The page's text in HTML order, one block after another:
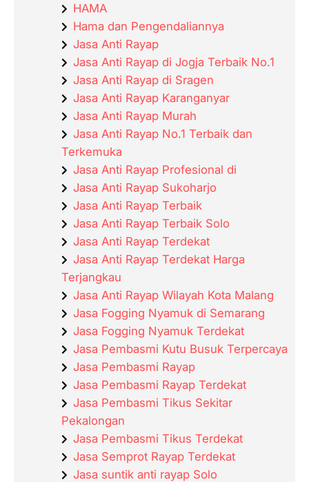
HAMA
Hama dan Pengendaliannya
Jasa Anti Rayap
Jasa Anti Rayap di Jogja Terbaik No.1
Jasa Anti Rayap di Sragen
Jasa Anti Rayap Karanganyar
Jasa Anti Rayap Murah
Jasa Anti Rayap No.1 Terbaik dan
Terkemuka
Jasa Anti Rayap Profesional di
Jasa Anti Rayap Sukoharjo
Jasa Anti Rayap Terbaik
Jasa Anti Rayap Terbaik Solo
Jasa Anti Rayap Terdekat
Jasa Anti Rayap Terdekat Harga
Terjangkau
Jasa Anti Rayap Wilayah Kota Malang
Jasa Fogging Nyamuk di Semarang
Jasa Fogging Nyamuk Terdekat
Jasa Pembasmi Kutu Busuk Terpercaya
Jasa Pembasmi Rayap
Jasa Pembasmi Rayap Terdekat
Jasa Pembasmi Tikus Sekitar
Pekalongan
Jasa Pembasmi Tikus Terdekat
Jasa Semprot Rayap Terdekat
Jasa suntik anti rayap Solo